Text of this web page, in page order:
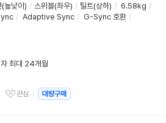
(높낮이) / 스위블(좌우) / 틸트(상하) / 6.58kg /
/ Adaptive Sync / G-Sync 호환 /
최대 24개월
심상품
관심 대량구매